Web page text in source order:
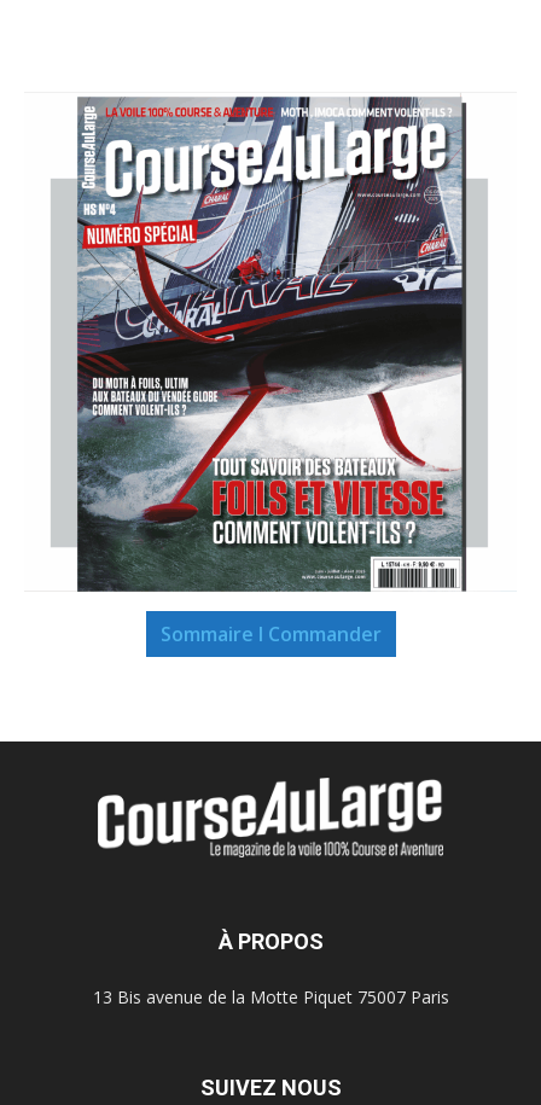
Sommaire I Commander
À PROPOS
13 Bis avenue de la Motte Piquet 75007 Paris
SUIVEZ NOUS